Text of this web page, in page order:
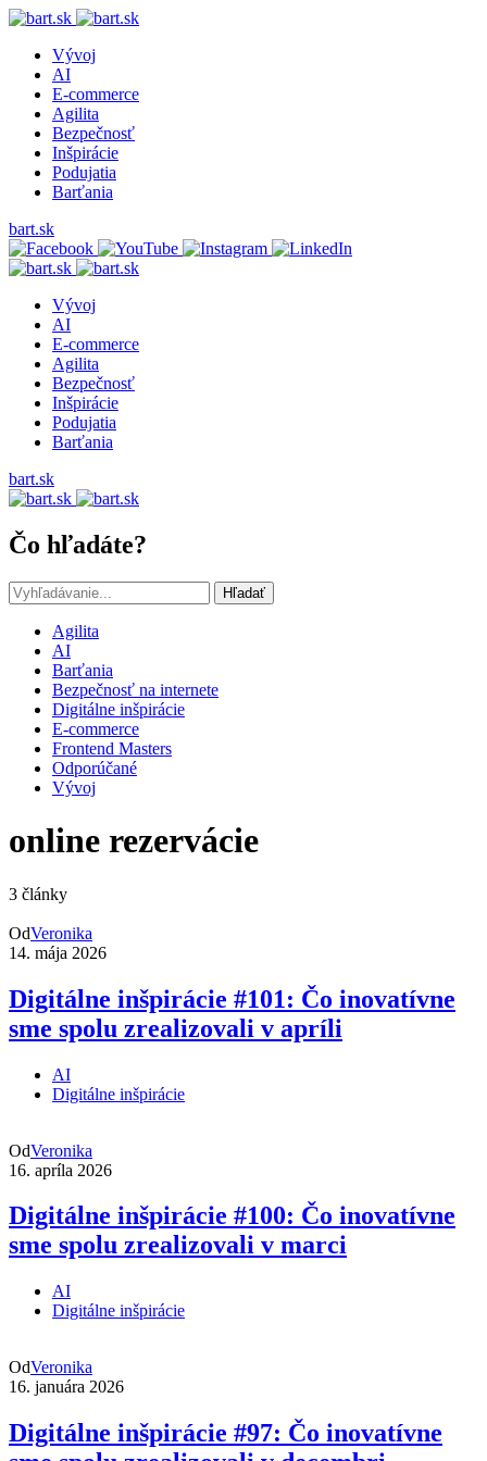
Vývoj
AI
E-commerce
Agilita
Bezpečnosť
Inšpirácie
Podujatia
Barťania
bart.sk
Vývoj
AI
E-commerce
Agilita
Bezpečnosť
Inšpirácie
Podujatia
Barťania
bart.sk
Čo hľadáte?
Hľadať
Agilita
AI
Barťania
Bezpečnosť na internete
Digitálne inšpirácie
E-commerce
Frontend Masters
Odporúčané
Vývoj
online rezervácie
3 články
OdVeronika
14. mája 2026
Digitálne inšpirácie #101: Čo inovatívne
sme spolu zrealizovali v apríli
AI
Digitálne inšpirácie
OdVeronika
16. apríla 2026
Digitálne inšpirácie #100: Čo inovatívne
sme spolu zrealizovali v marci
AI
Digitálne inšpirácie
OdVeronika
16. januára 2026
Digitálne inšpirácie #97: Čo inovatívne